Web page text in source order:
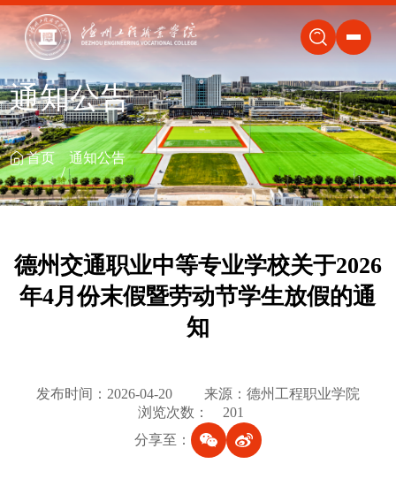
关闭
通知公告
首页 通知公告
德州交通职业中等专业学校关于2026
年4月份末假暨劳动节学生放假的通
知
发布时间：2026-04-20
来源：德州工程职业学院
浏览次数：
201
分享至：